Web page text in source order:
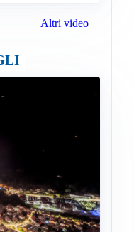
Altri video